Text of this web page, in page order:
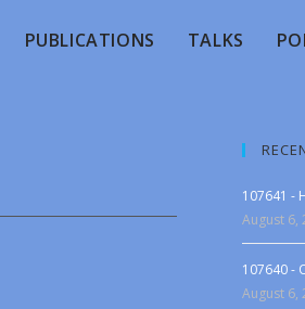
PUBLICATIONS TALKS
107641 -
August 6,
107640 -
August 6,